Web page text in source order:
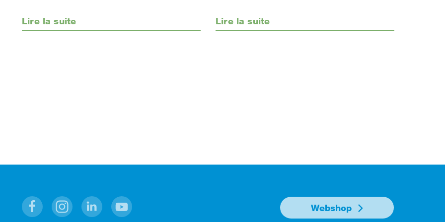
Lire la suite Lire la suite
Webshop